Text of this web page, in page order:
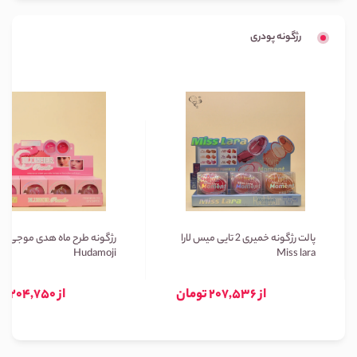
رژگونه پودری
پالت رژگونه خمیری 2 تایی میس لارا
Miss lara
از 207,536 تومان
رژگونه طرح ماه هدی موجی
Hudamoji
از 204,750 تومان